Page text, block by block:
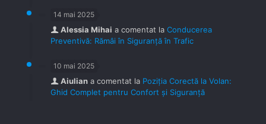
14 mai 2025
Alessia Mihai a comentat la Conducerea
Preventivă: Rămâi în Siguranță în Trafic
10 mai 2025
Aiulian a comentat la Poziția Corectă la Volan:
Ghid Complet pentru Confort și Siguranță